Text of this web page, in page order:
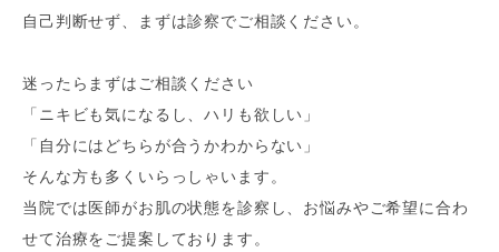
自己判断せず、まずは診察でご相談ください。
迷ったらまずはご相談ください
「ニキビも気になるし、ハリも欲しい」
「自分にはどちらが合うかわからない」
そんな方も多くいらっしゃいます。
当院では医師がお肌の状態を診察し、お悩みやご希望に合わ
せて治療をご提案しております。